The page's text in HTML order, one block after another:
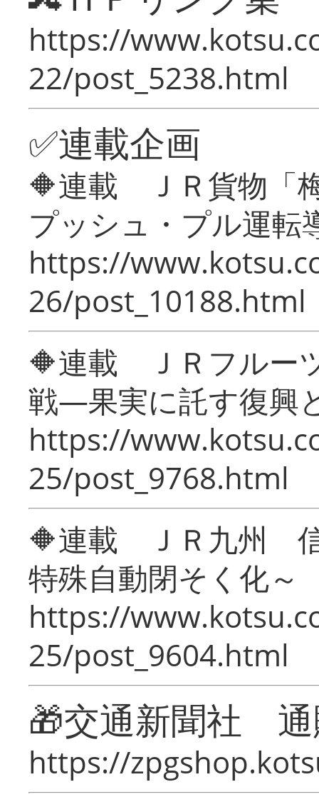
https://
22/post_5238.html
✅連載企画
🔶連載 ＪＲ貨物「
プッシュ・プル運転
https://
26/post_10188.html
🔶連載 ＪＲフルー
戦―果実に託す復興
https://
25/post_9768.html
🔶連載 ＪＲ九州 信
特殊自動閉そく化～
https://
25/post_9604.html
🎁交通新聞社
https://